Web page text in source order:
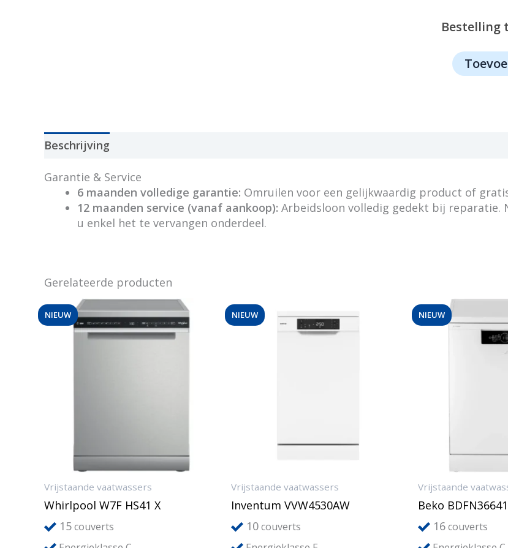
Bestelling
1113
Beschrijving
Garantie & Service
6 maanden volledige garantie: Omruilen voor een gelijkwaardig product of
12 maanden service (vanaf aankoop): Arbeidsloon volledig gedekt bij reparatie.
u enkel het te vervangen onderdeel.
Gerelateerde producten
NIEUW
Vrijstaande vaatwassers
Whirlpool W7F HS41 X
15couverts
NIEUW
Vrijstaande vaatwassers
Inventum VVW4530AW
10couverts
NIEUW
Vrijstaande
Beko
16couverts